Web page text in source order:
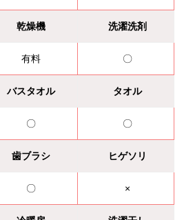
乾燥機 洗濯洗剤
有料 〇
バスタオル タオル
〇 〇
歯ブラシ ヒゲソリ
〇 ×